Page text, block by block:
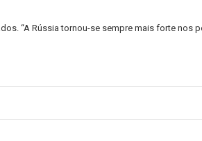
“A Rússia tornou-se sempre mais forte nos